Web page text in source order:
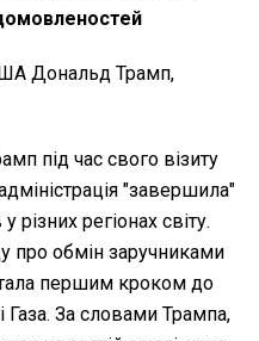
Дональд Трамп,
під час свого візиту
"завершила"
різних регіонах світу.
про обмін заручниками
першим кроком до
За словами Трампа,